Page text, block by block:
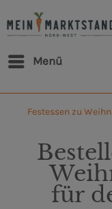
Menü
Festessen zu
für